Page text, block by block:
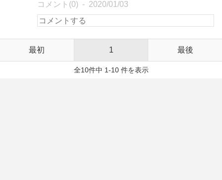
コメント(0) 2020/01/03
最初 1 最後
全10件中 1-10 件を表示